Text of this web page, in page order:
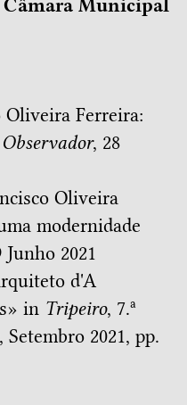
Municipal
Ferreira:
Observador, 28
Oliveira
modernidade
Junho 2021
d'A
in Tripeiro, 7.ª
2021, pp.